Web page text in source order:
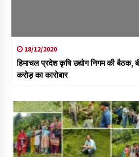
18/12/2020
हिमाचल प्रदेश कृषि उद्योग निगम की बैठक,
करोड़ का कारोबार